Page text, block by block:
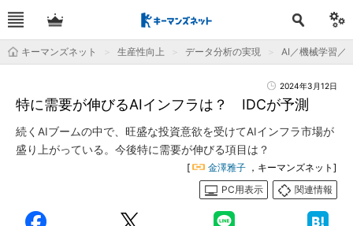
キーマンズネット 生産性向上 データ分析の実現 AI／機械学習／
2024年3月12日
特に需要が伸びるAIインフラは？ IDCが予測
続くAIブームの中で、旺盛な投資意欲を受けてAIインフラ市場が
盛り上がっている。今後特に需要が伸びる項目は？
[ 金澤雅子 ，キーマンズネット]
PC用表示
関連情報